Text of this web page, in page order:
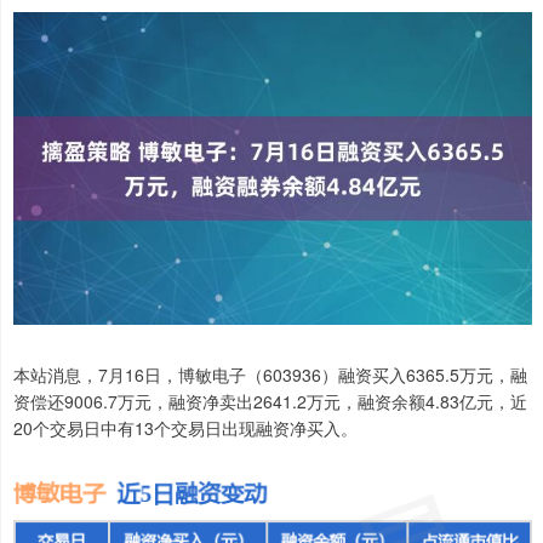
本站消息，7月16日，博敏电子（603936）融资买入6365.5万元，融
资偿还9006.7万元，融资净卖出2641.2万元，融资余额4.83亿元，近
20个交易日中有13个交易日出现融资净买入。